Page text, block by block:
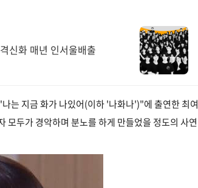
신화 매년 인서울배출
는 지금 화가 나있어(이하 '나화나')"에 출연한 최여
모두가 경악하며 분노를 하게 만들었을 정도의 사연